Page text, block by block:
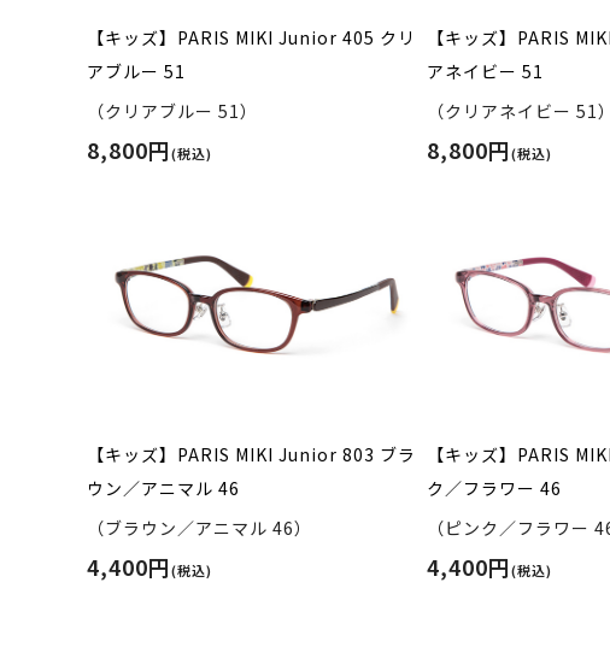
【キッズ】PARIS MIKI Junior 405 クリ
アブルー 51
（クリアブルー 51）
8,800円(税込)
【キッズ】PARIS
アネイビー 51
（クリアネイビー 51）
8,800円(税込)
【キッズ】PARIS MIKI Junior 803 ブラ
ウン／アニマル 46
（ブラウン／アニマル 46）
4,400円(税込)
【キッズ】PARIS
ク／フラワー 46
（ピンク／フラワー 46
4,400円(税込)